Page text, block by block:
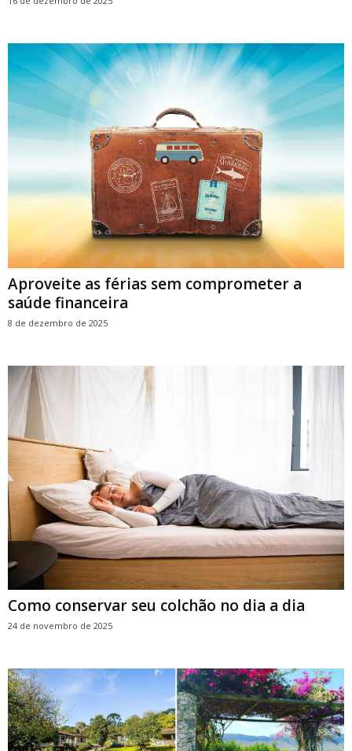
Aproveite as férias sem comprometer a
saúde financeira
8 de dezembro de 2025
Como conservar seu colchão no dia a dia
24 de novembro de 2025